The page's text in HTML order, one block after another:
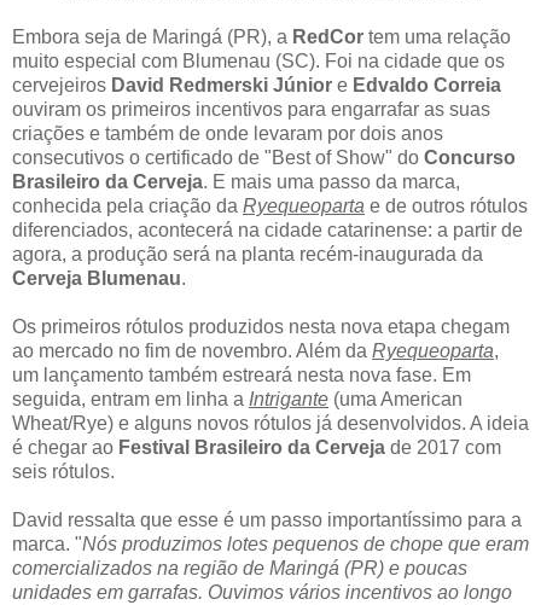
Embora seja de Maringá (PR), a RedCor tem uma relação
muito especial com Blumenau (SC). Foi na cidade que os
cervejeiros David Redmerski Júnior e Edvaldo Correia
ouviram os primeiros incentivos para engarrafar as suas
criações e também de onde levaram por dois anos
consecutivos o certificado de "Best of Show" do Concurso
Brasileiro da Cerveja. E mais uma passo da marca,
conhecida pela criação da Ryequeoparta e de outros rótulos
diferenciados, acontecerá na cidade catarinense: a partir de
agora, a produção será na planta recém-inaugurada da
Cerveja Blumenau.
Os primeiros rótulos produzidos nesta nova etapa chegam
ao mercado no fim de novembro. Além da Ryequeoparta,
um lançamento também estreará nesta nova fase. Em
seguida, entram em linha a Intrigante (uma American
Wheat/Rye) e alguns novos rótulos já desenvolvidos. A ideia
é chegar ao Festival Brasileiro da Cerveja de 2017 com
seis rótulos.
David ressalta que esse é um passo importantíssimo para a
marca. "Nós produzimos lotes pequenos de chope que eram
comercializados na região de Maringá (PR) e poucas
unidades em garrafas. Ouvimos vários incentivos ao longo